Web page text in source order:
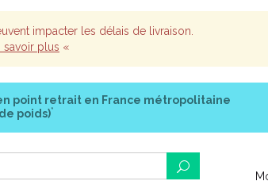
impacter les délais de livraison.
plus «
point retrait en France métropolitaine
poids)*